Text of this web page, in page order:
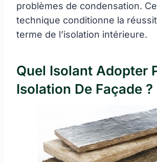
problèmes de condensation.
technique conditionne la
terme de l’isolation intérieure.
Quel Isolant Adopter
Isolation De Façade ?